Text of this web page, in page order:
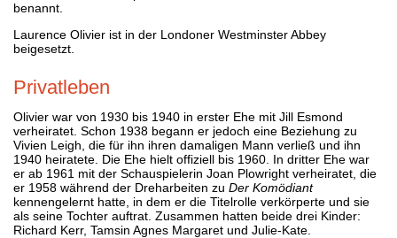
benannt.
Laurence Olivier ist in der Londoner Westminster Abbey
beigesetzt.
Privatleben
Olivier war von 1930 bis 1940 in erster Ehe mit Jill Esmond
verheiratet. Schon 1938 begann er jedoch eine Beziehung zu
Vivien Leigh, die für ihn ihren damaligen Mann verließ und ihn
1940 heiratete. Die Ehe hielt offiziell bis 1960. In dritter Ehe war
er ab 1961 mit der Schauspielerin Joan Plowright verheiratet, die
er 1958 während der Dreharbeiten zu Der Komödiant
kennengelernt hatte, in dem er die Titelrolle verkörperte und sie
als seine Tochter auftrat. Zusammen hatten beide drei Kinder:
Richard Kerr, Tamsin Agnes Margaret und Julie-Kate.